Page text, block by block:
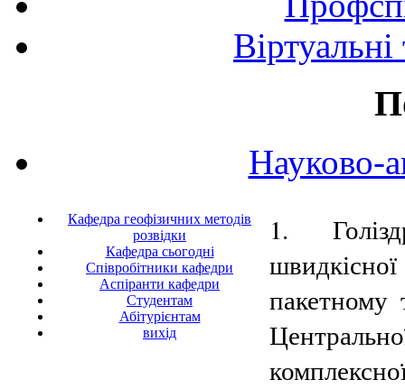
Науково-
Кафедра геофізичних методів
розвідки
Кафедра сьогодні
Співробітники кафедри
Аспіранти кафедри
Студентам
Абітурієнтам
вихід
1.
пакетному